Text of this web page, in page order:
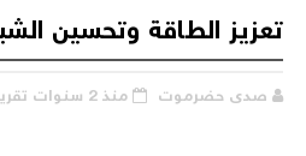
الطاقة وتحسين
صدى حضرموت منذ 2 سنوات تقريبا